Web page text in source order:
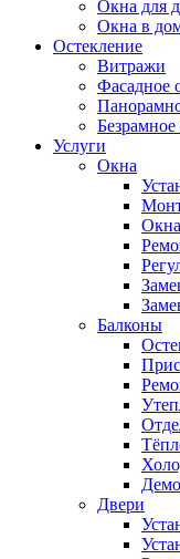
Окна для
Окна в
Остекление
Витражи
Фасадное
Безрамное
Услуги
Окна
Балконы
Двери